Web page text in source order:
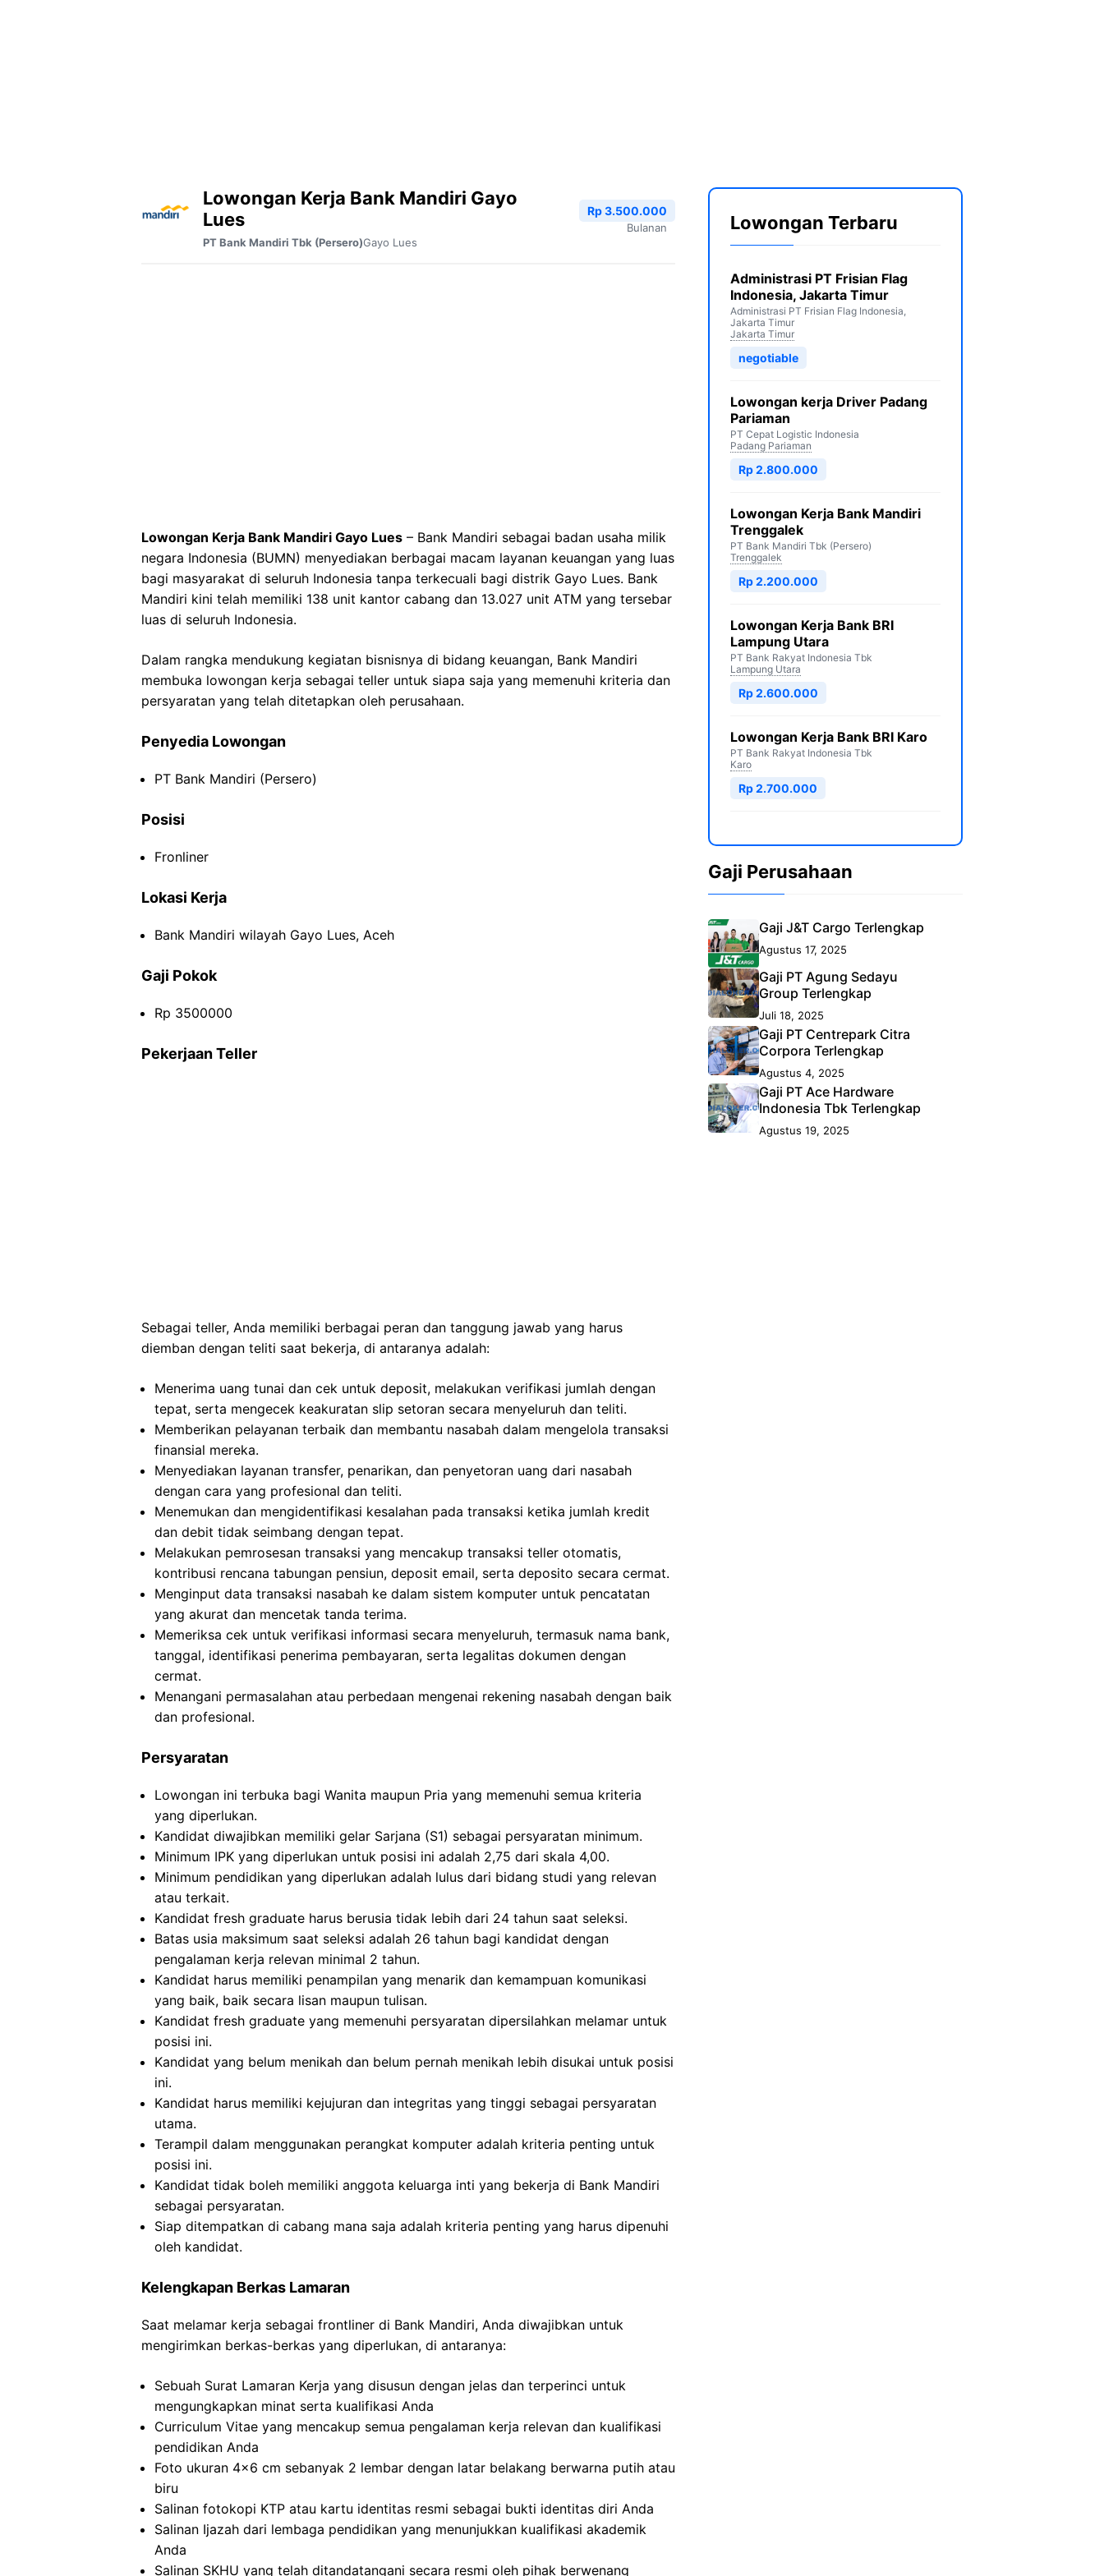
Lowongan Kerja Bank Mandiri Gayo
Lues
PT Bank Mandiri Tbk (Persero)Gayo Lues
Rp 3.500.000
Bulanan
Lowongan Kerja Bank Mandiri Gayo Lues – Bank Mandiri sebagai badan usaha milik
negara Indonesia (BUMN) menyediakan berbagai macam layanan keuangan yang luas
bagi masyarakat di seluruh Indonesia tanpa terkecuali bagi distrik Gayo Lues. Bank
Mandiri kini telah memiliki 138 unit kantor cabang dan 13.027 unit ATM yang tersebar
luas di seluruh Indonesia.
Dalam rangka mendukung kegiatan bisnisnya di bidang keuangan, Bank Mandiri
membuka lowongan kerja sebagai teller untuk siapa saja yang memenuhi kriteria dan
persyaratan yang telah ditetapkan oleh perusahaan.
Penyedia Lowongan
PT Bank Mandiri (Persero)
Posisi
Fronliner
Lokasi Kerja
Bank Mandiri wilayah Gayo Lues, Aceh
Gaji Pokok
Rp 3500000
Pekerjaan Teller
Sebagai teller, Anda memiliki berbagai peran dan tanggung jawab yang harus
diemban dengan teliti saat bekerja, di antaranya adalah:
Menerima uang tunai dan cek untuk deposit, melakukan verifikasi jumlah dengan
tepat, serta mengecek keakuratan slip setoran secara menyeluruh dan teliti.
Memberikan pelayanan terbaik dan membantu nasabah dalam mengelola transaksi
finansial mereka.
Menyediakan layanan transfer, penarikan, dan penyetoran uang dari nasabah
dengan cara yang profesional dan teliti.
Menemukan dan mengidentifikasi kesalahan pada transaksi ketika jumlah kredit
dan debit tidak seimbang dengan tepat.
Melakukan pemrosesan transaksi yang mencakup transaksi teller otomatis,
kontribusi rencana tabungan pensiun, deposit email, serta deposito secara cermat.
Menginput data transaksi nasabah ke dalam sistem komputer untuk pencatatan
yang akurat dan mencetak tanda terima.
Memeriksa cek untuk verifikasi informasi secara menyeluruh, termasuk nama bank,
tanggal, identifikasi penerima pembayaran, serta legalitas dokumen dengan
cermat.
Menangani permasalahan atau perbedaan mengenai rekening nasabah dengan baik
dan profesional.
Persyaratan
Lowongan ini terbuka bagi Wanita maupun Pria yang memenuhi semua kriteria
yang diperlukan.
Kandidat diwajibkan memiliki gelar Sarjana (S1) sebagai persyaratan minimum.
Minimum IPK yang diperlukan untuk posisi ini adalah 2,75 dari skala 4,00.
Minimum pendidikan yang diperlukan adalah lulus dari bidang studi yang relevan
atau terkait.
Kandidat fresh graduate harus berusia tidak lebih dari 24 tahun saat seleksi.
Batas usia maksimum saat seleksi adalah 26 tahun bagi kandidat dengan
pengalaman kerja relevan minimal 2 tahun.
Kandidat harus memiliki penampilan yang menarik dan kemampuan komunikasi
yang baik, baik secara lisan maupun tulisan.
Kandidat fresh graduate yang memenuhi persyaratan dipersilahkan melamar untuk
posisi ini.
Kandidat yang belum menikah dan belum pernah menikah lebih disukai untuk posisi
ini.
Kandidat harus memiliki kejujuran dan integritas yang tinggi sebagai persyaratan
utama.
Terampil dalam menggunakan perangkat komputer adalah kriteria penting untuk
posisi ini.
Kandidat tidak boleh memiliki anggota keluarga inti yang bekerja di Bank Mandiri
sebagai persyaratan.
Siap ditempatkan di cabang mana saja adalah kriteria penting yang harus dipenuhi
oleh kandidat.
Kelengkapan Berkas Lamaran
Saat melamar kerja sebagai frontliner di Bank Mandiri, Anda diwajibkan untuk
mengirimkan berkas-berkas yang diperlukan, di antaranya:
Sebuah Surat Lamaran Kerja yang disusun dengan jelas dan terperinci untuk
mengungkapkan minat serta kualifikasi Anda
Curriculum Vitae yang mencakup semua pengalaman kerja relevan dan kualifikasi
pendidikan Anda
Foto ukuran 4×6 cm sebanyak 2 lembar dengan latar belakang berwarna putih atau
biru
Salinan fotokopi KTP atau kartu identitas resmi sebagai bukti identitas diri Anda
Salinan Ijazah dari lembaga pendidikan yang menunjukkan kualifikasi akademik
Anda
Salinan SKHU yang telah ditandatangani secara resmi oleh pihak berwenang
Lowongan Terbaru
Administrasi PT Frisian Flag
Indonesia, Jakarta Timur
Administrasi PT Frisian Flag Indonesia,
Jakarta Timur
Jakarta Timur
negotiable
Lowongan kerja Driver Padang
Pariaman
PT Cepat Logistic Indonesia
Padang Pariaman
Rp 2.800.000
Lowongan Kerja Bank Mandiri
Trenggalek
PT Bank Mandiri Tbk (Persero)
Trenggalek
Rp 2.200.000
Lowongan Kerja Bank BRI
Lampung Utara
PT Bank Rakyat Indonesia Tbk
Lampung Utara
Rp 2.600.000
Lowongan Kerja Bank BRI Karo
PT Bank Rakyat Indonesia Tbk
Karo
Rp 2.700.000
Gaji Perusahaan
Gaji J&T Cargo Terlengkap
Agustus 17, 2025
Gaji PT Agung Sedayu
Group Terlengkap
Juli 18, 2025
Gaji PT Centrepark Citra
Corpora Terlengkap
Agustus 4, 2025
Gaji PT Ace Hardware
Indonesia Tbk Terlengkap
Agustus 19, 2025